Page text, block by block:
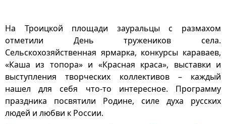
На Троицкой площади зауральцы с размахом
отметили День тружеников села.
Сельскохозяйственная ярмарка, конкурсы караваев,
«Каша из топора» и «Красная краса», выставки и
выступления творческих коллективов – каждый
нашел для себя что-то интересное. Программу
праздника посвятили Родине, силе духа русских
людей и любви к России.